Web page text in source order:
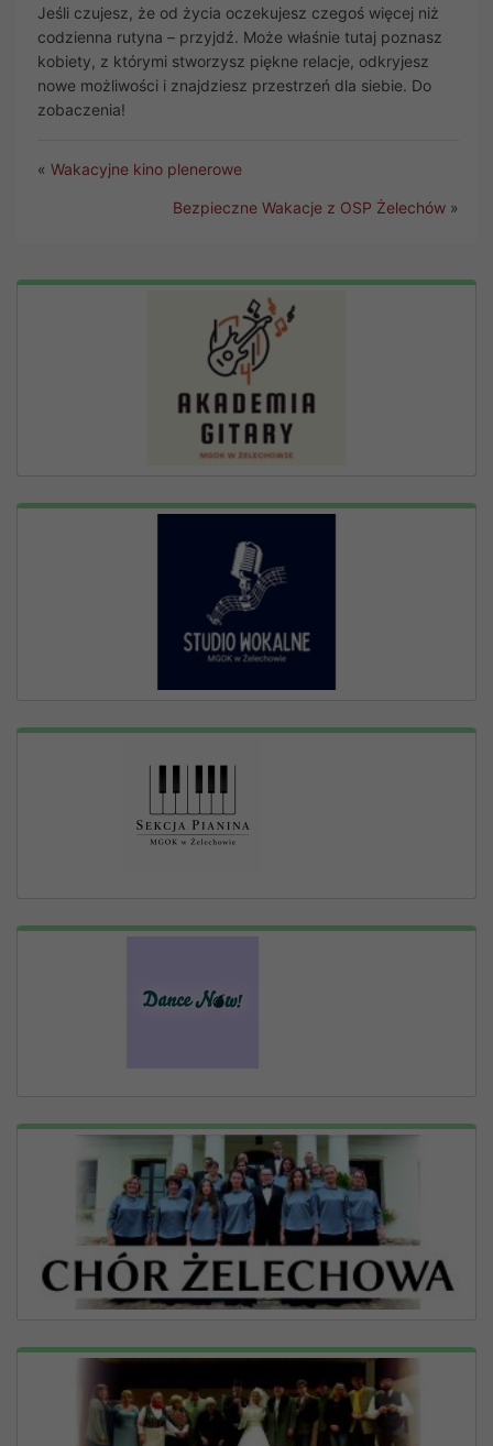
Jeśli czujesz, że od życia oczekujesz czegoś więcej niż
codzienna rutyna – przyjdź. Może właśnie tutaj poznasz
kobiety, z którymi stworzysz piękne relacje, odkryjesz
nowe możliwości i znajdziesz przestrzeń dla siebie. Do
zobaczenia!
«Wakacyjne kino plenerowe
Bezpieczne Wakacje z OSP Żelechów »